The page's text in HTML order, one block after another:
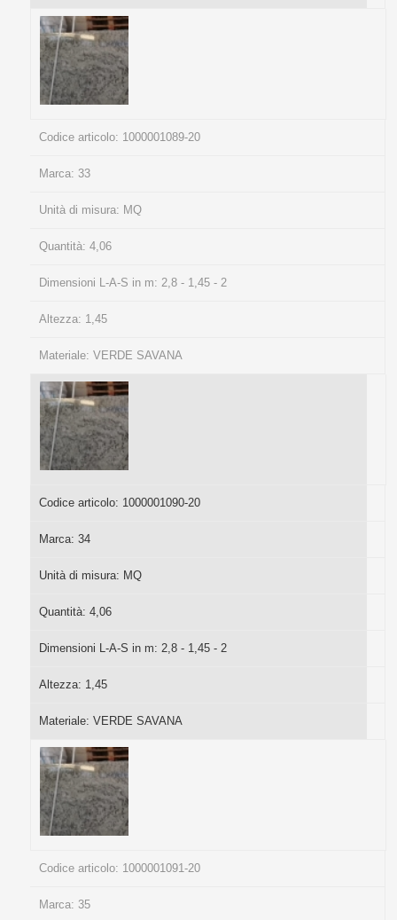
Codice articolo: 1000001089-20
Marca: 33
Unità di misura: MQ
Quantità: 4,06
Dimensioni L-A-S in m: 2,8 - 1,45 - 2
Altezza: 1,45
Materiale: VERDE SAVANA
Codice articolo: 1000001090-20
Marca: 34
Unità di misura: MQ
Quantità: 4,06
Dimensioni L-A-S in m: 2,8 - 1,45 - 2
Altezza: 1,45
Materiale: VERDE SAVANA
Codice articolo: 1000001091-20
Marca: 35